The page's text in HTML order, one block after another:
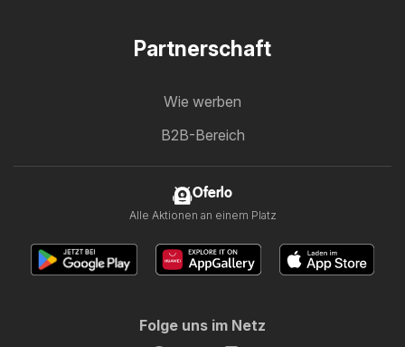
Partnerschaft
Wie werben
B2B-Bereich
Oferlo
Alle Aktionen an einem Platz
Folge uns im Netz